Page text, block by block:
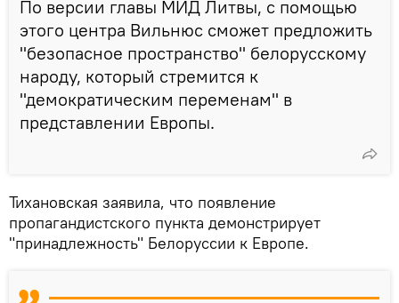
По версии главы МИД Литвы, с помощью
этого центра Вильнюс сможет предложить
"безопасное пространство" белорусскому
народу, который стремится к
"демократическим переменам" в
представлении Европы.
Тихановская заявила, что появление
пропагандистского пункта демонстрирует
"принадлежность" Белоруссии к Европе.